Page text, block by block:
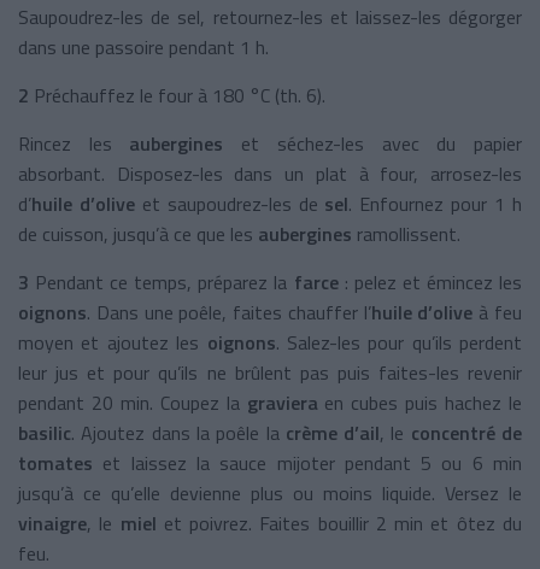
Saupoudrez-les de sel, retournez-les et laissez-les dégorger
dans une passoire pendant 1 h.
2 Préchauffez le four à 180 °C (th. 6).
Rincez les aubergines et séchez-les avec du papier
absorbant. Disposez-les dans un plat à four, arrosez-les
d’huile d’olive et saupoudrez-les de sel. Enfournez pour 1 h
de cuisson, jusqu’à ce que les aubergines ramollissent.
3 Pendant ce temps, préparez la farce: pelez et émincez les
oignons. Dans une poêle, faites chauffer l’huile d’olive à feu
moyen et ajoutez les oignons. Salez-les pour qu’ils perdent
leur jus et pour qu’ils ne brûlent pas puis faites-les revenir
pendant 20 min. Coupez la graviera en cubes puis hachez le
basilic. Ajoutez dans la poêle la crème d’ail, le concentré de
tomates et laissez la sauce mijoter pendant 5 ou 6 min
jusqu’à ce qu’elle devienne plus ou moins liquide. Versez le
vinaigre, le miel et poivrez. Faites bouillir 2 min et ôtez du
feu.